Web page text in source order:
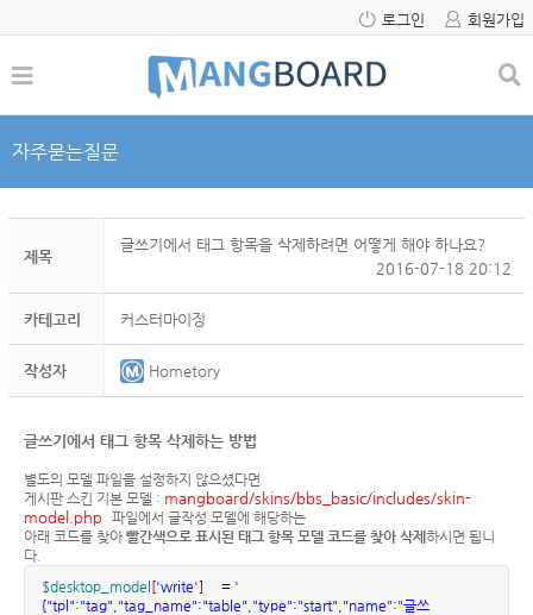
로그인 회원가입
자주묻는질문
제목
글쓰기에서 태그 항목을 삭제하려면 어떻게 해야 하나요?
2016-07-18 20:12
카테고리 커스터마이징
작성자 Hometory
글쓰기에서 태그 항목 삭제하는 방법
별도의 모델 파일을 설정하지 않으셨다면
게시판 스킨 기본 모델 : mangboard/skins/bbs_basic/includes/skin-
model.php 파일에서 글작성 모델에 해당하는
아래 코드를 찾아 빨간색으로 표시된 태그 항목 모델 코드를 찾아 삭제 하시면 됩니
다.
$desktop_model ['write'] = '
{"tpl":"tag","tag_name":"table","type":"start","name":"글쓰